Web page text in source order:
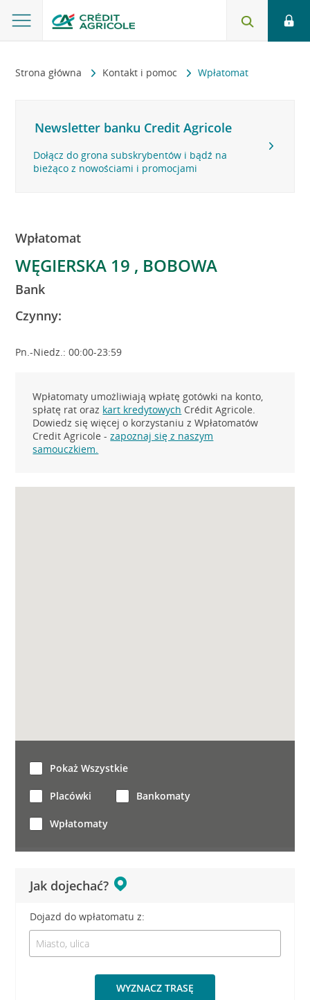
Strona główna Kontakt i pomoc Wpłatomat
Newsletter banku Credit Agricole
Dołącz do grona subskrybentów i bądź na
bieżąco z nowościami i promocjami
Wpłatomat
WĘGIERSKA 19 , BOBOWA
Bank
Czynny:
Pn.-Niedz.: 00:00-23:59
Wpłatomaty umożliwiają wpłatę gotówki na konto,
spłatę rat oraz kart kredytowych Crédit Agricole.
Dowiedz się więcej o korzystaniu z Wpłatomatów
Credit Agricole -zapoznaj się z naszym
samouczkiem.
Jak dojechać?
Dojazd do wpłatomatu z:
WYZNACZ TRASĘ
Pokaż Wszystkie
Placówki Bankomaty
Wpłatomaty